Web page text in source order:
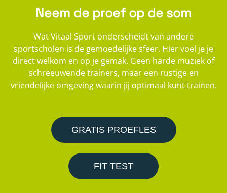
Neem de proef op de som
Wat Vitaal Sport onderscheidt van andere
sportscholen is de gemoedelijke sfeer. Hier voel je je
direct welkom en op je gemak. Geen harde muziek of
schreeuwende trainers, maar een rustige en
vriendelijke omgeving waarin jij optimaal kunt trainen.
GRATIS PROEFLES
FIT TEST